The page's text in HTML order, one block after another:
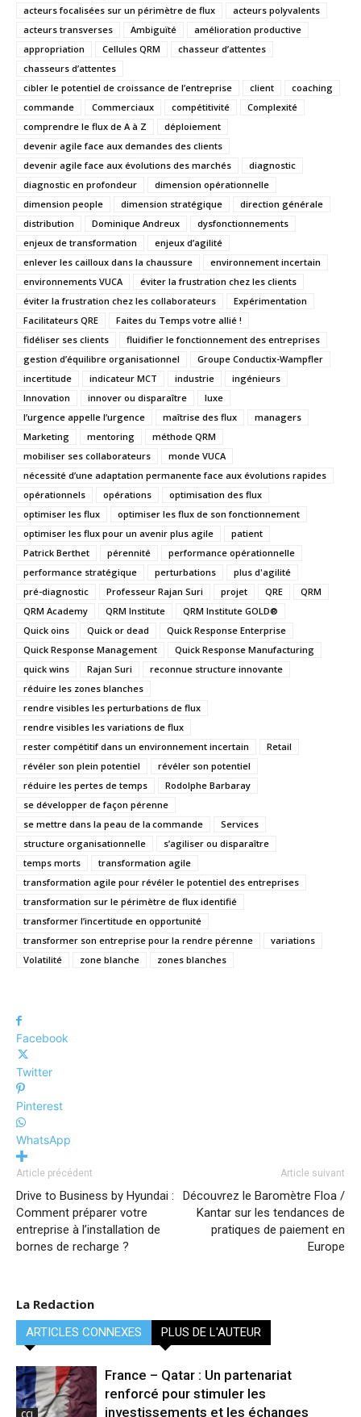
acteurs focalisées sur un périmètre de flux
acteurs polyvalents
acteurs transverses
Ambiguïté
amélioration productive
appropriation
Cellules QRM
chasseur d’attentes
chasseurs d’attentes
cibler le potentiel de croissance de l’entreprise
client
coaching
commande
Commerciaux compétitivité
Complexité
comprendre le flux de A à Z
déploiement
devenir agile face aux demandes des clients
devenir agile face aux évolutions des marchés
diagnostic
diagnostic en profondeur
dimension opérationnelle
dimension people
dimension stratégique
direction générale
distribution
Dominique Andreux
dysfonctionnements
enjeux de transformation
enjeux d’agilité
enlever les cailloux dans la chaussure
environnement incertain
environnements VUCA
éviter la frustration chez les clients
éviter la frustration chez les collaborateurs
Expérimentation
Facilitateurs QRE
Faites du Temps votre allié !
fidéliser ses clients
fluidifier le fonctionnement des entreprises
gestion d’équilibre organisationnel
Groupe Conductix-Wampfler
incertitude
indicateur MCT industrie
ingénieurs
Innovation
innover ou disparaître
luxe
l’urgence appelle l’urgence
maîtrise des flux
managers
Marketing
mentoring
méthode QRM
mobiliser ses collaborateurs
monde VUCA
nécessité d’une adaptation permanente face aux évolutions rapides
opérationnels
opérations
optimisation des flux
optimiser les flux
optimiser les flux de son fonctionnement
optimiser les flux pour un avenir plus agile
patient
Patrick Berthet
pérennité
performance opérationnelle
performance stratégique
perturbations
plus d'agilité
pré-diagnostic
Professeur Rajan Suri projet QRE
QRM
QRM Academy
QRM Institute
QRM Institute GOLD®
Quick oins
Quick or dead
Quick Response Enterprise
Quick Response Management
Quick Response Manufacturing
quick wins
Rajan Suri
reconnue structure innovante
réduire les zones blanches
rendre visibles les perturbations de flux
rendre visibles les variations de flux
rester compétitif dans un environnement incertain
Retail
révéler son plein potentiel
révéler son potentiel
réduire les pertes de temps
Rodolphe Barbaray
se développer de façon pérenne
se mettre dans la peau de la commande
Services
structure organisationnelle
s’agiliser ou disparaître
temps morts
transformation agile
transformation agile pour révéler le potentiel des entreprises
transformation sur le périmètre de flux identifié
transformer l’incertitude en opportunité
transformer son entreprise pour la rendre pérenne
variations
Volatilité
zone blanche zones blanches
Facebook
Twitter
Pinterest
WhatsApp
Article précédent
Drive to Business by Hyundai :
Comment préparer votre
entreprise à l’installation de
bornes de recharge ?
Article suivant
Découvrez le Baromètre Floa /
Kantar sur les tendances de
pratiques de paiement en
Europe
La Redaction
ARTICLES CONNEXES PLUS DE L'AUTEUR
CCI
France – Qatar : Un partenariat
renforcé pour stimuler les
investissements et les échanges